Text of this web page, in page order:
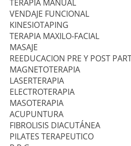
TERAPIA MANUAL
VENDAJE FUNCIONAL
KINESIOTAPING
TERAPIA MAXILO-FACIAL
MASAJE
REEDUCACION PRE Y POST
MAGNETOTERAPIA
LASERTERAPIA
ELECTROTERAPIA
MASOTERAPIA
ACUPUNTURA
FIBROLISIS DIACUTÁNEA
PILATES TERAPEUTICO